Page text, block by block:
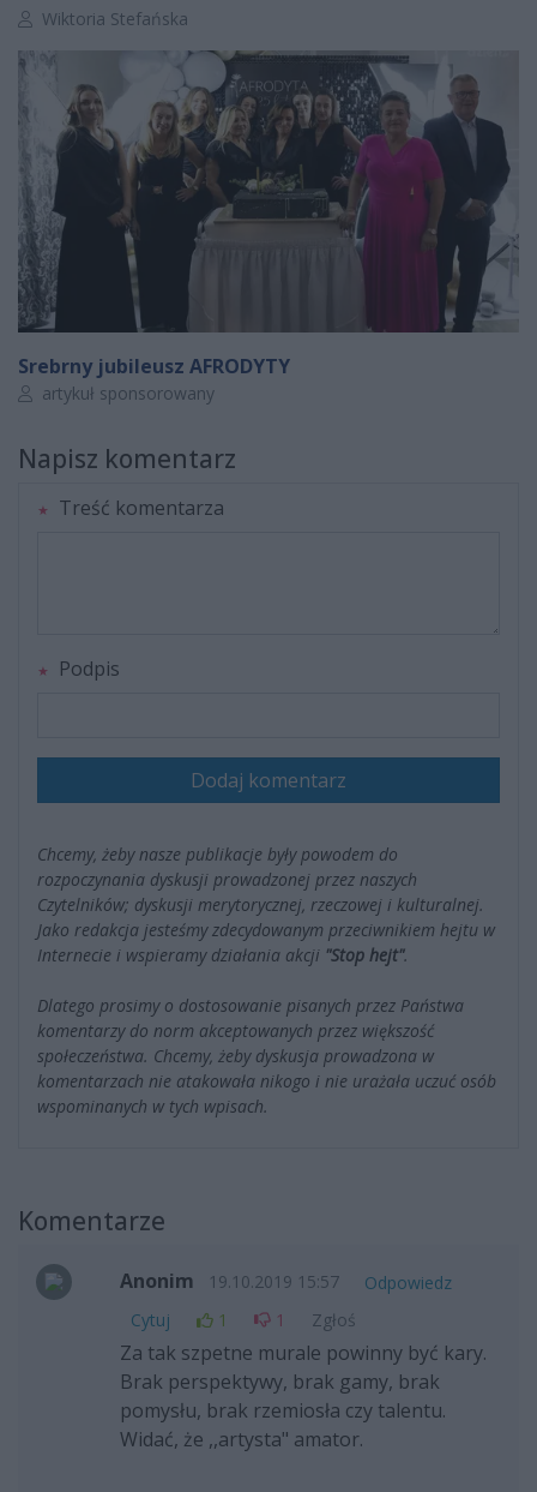
Autor artykułu:
Wiktoria Stefańska
Srebrny jubileusz AFRODYTY
Autor artykułu:
artykuł sponsorowany
Napisz komentarz
Treść komentarza
Podpis
Dodaj komentarz
Chcemy, żeby nasze publikacje były powodem do
rozpoczynania dyskusji prowadzonej przez naszych
Czytelników; dyskusji merytorycznej, rzeczowej i kulturalnej.
Jako redakcja jesteśmy zdecydowanym przeciwnikiem hejtu w
Internecie i wspieramy działania akcji "Stop hejt".
Dlatego prosimy o dostosowanie pisanych przez Państwa
komentarzy do norm akceptowanych przez większość
społeczeństwa. Chcemy, żeby dyskusja prowadzona w
komentarzach nie atakowała nikogo i nie urażała uczuć osób
wspominanych w tych wpisach.
Komentarze
Anonim 19.10.2019 15:57
Odpowiedz
Cytuj
1 1 Zgłoś
Za tak szpetne murale powinny być kary.
Brak perspektywy, brak gamy, brak
pomysłu, brak rzemiosła czy talentu.
Widać, że ,,artysta" amator.